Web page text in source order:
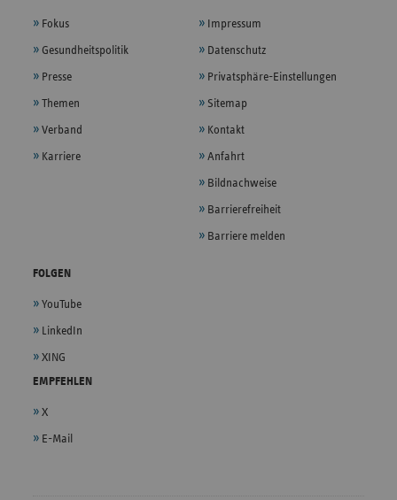
Fokus
Gesundheitspolitik
Presse
Themen
Verband
Karriere
Impressum
Datenschutz
Privatsphäre-Einstellungen
Sitemap
Kontakt
Anfahrt
Bildnachweise
Barrierefreiheit
Barriere melden
FOLGEN
YouTube
LinkedIn
XING
EMPFEHLEN
X
E-Mail